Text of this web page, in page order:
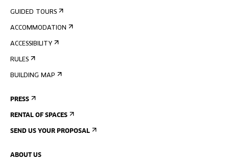
GUIDED TOURS
ACCOMMODATION
ACCESSIBILITY
RULES
BUILDING MAP
PRESS
RENTAL OF SPACES
SEND US YOUR PROPOSAL
ABOUT US